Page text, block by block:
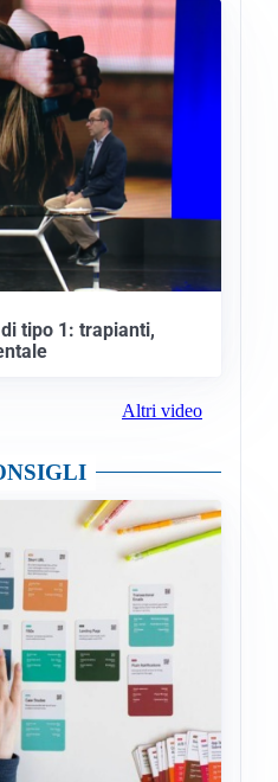
tipo 1: trapianti,
Altri video